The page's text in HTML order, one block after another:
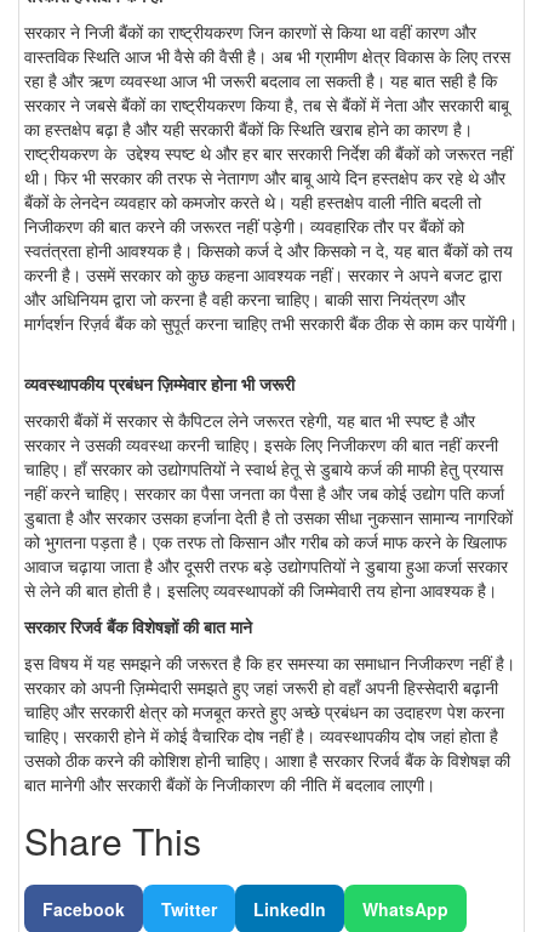
सरकार ने निजी बैंकों का राष्ट्रीयकरण जिन कारणों से किया था वहीं कारण और
वास्तविक स्थिति आज भी वैसे की वैसी है। अब भी ग्रामीण क्षेत्र विकास के लिए तरस
रहा है और ऋण व्यवस्था आज भी जरूरी बदलाव ला सकती है। यह बात सही है कि
सरकार ने जबसे बैंकों का राष्ट्रीयकरण किया है, तब से बैंकों में नेता और सरकारी बाबू
का हस्तक्षेप बढ़ा है और यही सरकारी बैंकों कि स्थिति खराब होने का कारण है।
राष्ट्रीयकरण के उद्देश्य स्पष्ट थे और हर बार सरकारी निर्देश की बैंकों को जरूरत नहीं
थी। फिर भी सरकार की तरफ से नेतागण और बाबू आये दिन हस्तक्षेप कर रहे थे और
बैंकों के लेनदेन व्यवहार को कमजोर करते थे। यही हस्तक्षेप वाली नीति बदली तो
निजीकरण की बात करने की जरूरत नहीं पड़ेगी। व्यवहारिक तौर पर बैंकों को
स्वतंत्रता होनी आवश्यक है। किसको कर्ज दे और किसको न दे, यह बात बैंकों को तय
करनी है। उसमें सरकार को कुछ कहना आवश्यक नहीं। सरकार ने अपने बजट द्वारा
और अधिनियम द्वारा जो करना है वही करना चाहिए। बाकी सारा नियंत्रण और
मार्गदर्शन रिज़र्व बैंक को सुपूर्त करना चाहिए तभी सरकारी बैंक ठीक से काम कर पायेंगी।
व्यवस्थापकीय प्रबंधन ज़िम्मेवार होना भी जरूरी
सरकारी बैंकों में सरकार से कैपिटल लेने जरूरत रहेगी, यह बात भी स्पष्ट है और
सरकार ने उसकी व्यवस्था करनी चाहिए। इसके लिए निजीकरण की बात नहीं करनी
चाहिए। हाँ सरकार को उद्योगपतियों ने स्वार्थ हेतू से डुबाये कर्ज की माफी हेतु प्रयास
नहीं करने चाहिए। सरकार का पैसा जनता का पैसा है और जब कोई उद्योग पति कर्जा
डुबाता है और सरकार उसका हर्जाना देती है तो उसका सीधा नुकसान सामान्य नागरिकों
को भुगतना पड़ता है। एक तरफ तो किसान और गरीब को कर्ज माफ करने के खिलाफ
आवाज चढ़ाया जाता है और दूसरी तरफ बड़े उद्योगपतियों ने डुबाया हुआ कर्जा सरकार
से लेने की बात होती है। इसलिए व्यवस्थापकों की जिम्मेवारी तय होना आवश्यक है।
सरकार रिजर्व बैंक विशेषज्ञों की बात माने
इस विषय में यह समझने की जरूरत है कि हर समस्या का समाधान निजीकरण नहीं है।
सरकार को अपनी ज़िम्मेदारी समझते हुए जहां जरूरी हो वहाँ अपनी हिस्सेदारी बढ़ानी
चाहिए और सरकारी क्षेत्र को मजबूत करते हुए अच्छे प्रबंधन का उदाहरण पेश करना
चाहिए। सरकारी होने में कोई वैचारिक दोष नहीं है। व्यवस्थापकीय दोष जहां होता है
उसको ठीक करने की कोशिश होनी चाहिए। आशा है सरकार रिजर्व बैंक के विशेषज्ञ की
बात मानेगी और सरकारी बैंकों के निजीकारण की नीति में बदलाव लाएगी।
Share This
Facebook Twitter LinkedIn WhatsApp